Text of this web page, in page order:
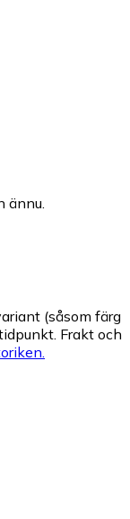
ännu.
(såsom färg
Frakt och